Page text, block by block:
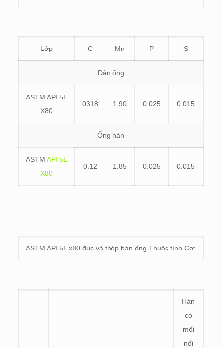
Lớp C Mn P S
Dàn ống
ASTM API 5L
X80
0318 1.90 0.025 0.015
Ống hàn
ASTM API 5L
X80
0.12 1.85 0.025 0.015
ASTM API 5L x80 đúc và thép hàn ống Thuộc tính Cơ:
Hàn
có
mối
nối